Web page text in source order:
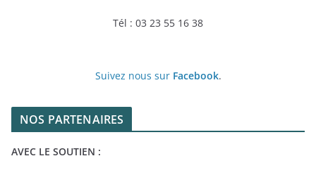
Tél : 03 23 55 16 38
Suivez nous sur Facebook.
NOS PARTENAIRES
AVEC LE SOUTIEN :